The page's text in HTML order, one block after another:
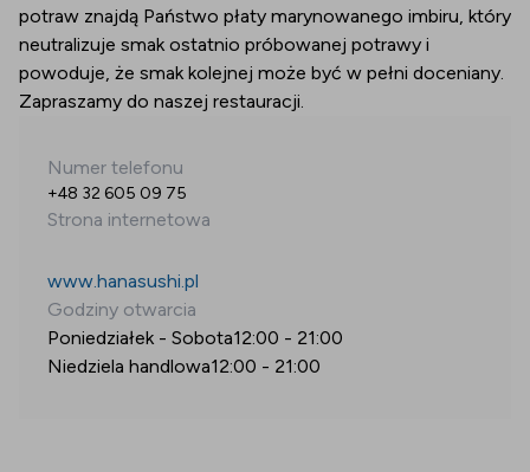
potraw znajdą Państwo płaty marynowanego imbiru, który
neutralizuje smak ostatnio próbowanej potrawy i
powoduje, że smak kolejnej może być w pełni doceniany.
Zapraszamy do naszej restauracji.
Numer telefonu
+48 32 605 09 75
Strona internetowa
www.hanasushi.pl
Godziny otwarcia
Poniedziałek - Sobota12:00 - 21:00
Niedziela handlowa12:00 - 21:00